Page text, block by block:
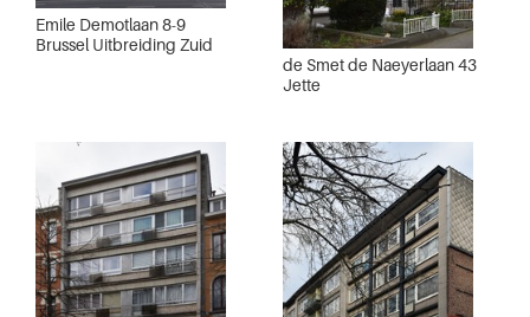
Emile Demotlaan 8-9
Brussel Uitbreiding Zuid
de Smet de Naeyerlaan 43
Jette